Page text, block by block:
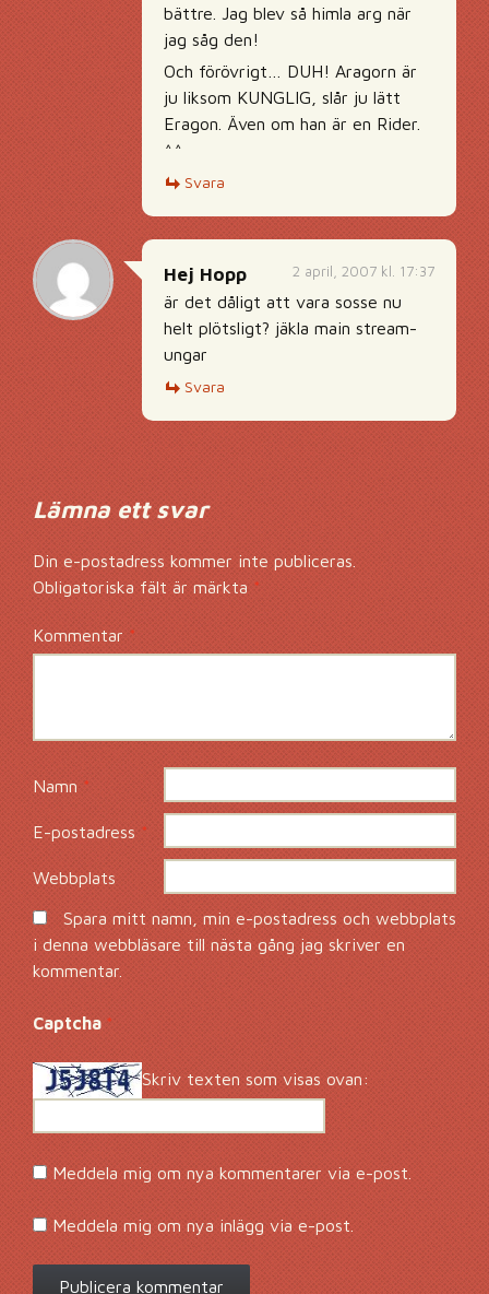
bättre. Jag blev så himla arg när
jag såg den!
Och förövrigt… DUH! Aragorn är
ju liksom KUNGLIG, slår ju lätt
Eragon. Även om han är en Rider.
^^
Svara
2 april, 2007 kl. 17:37
Hej Hopp
är det dåligt att vara sosse nu
helt plötsligt? jäkla main stream-
ungar
Svara
Lämna ett svar
Din e-postadress kommer inte publiceras.
Obligatoriska fält är märkta *
Kommentar*
Namn*
E-postadress*
Webbplats
Spara mitt namn, min e-postadress och webbplats
i denna webbläsare till nästa gång jag skriver en
kommentar.
Captcha *
Skriv texten som visas ovan:
Meddela mig om nya kommentarer via e-post.
Meddela mig om nya inlägg via e-post.